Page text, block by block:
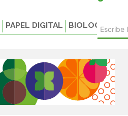
PAPEL DIGITAL BIOLOGICALS